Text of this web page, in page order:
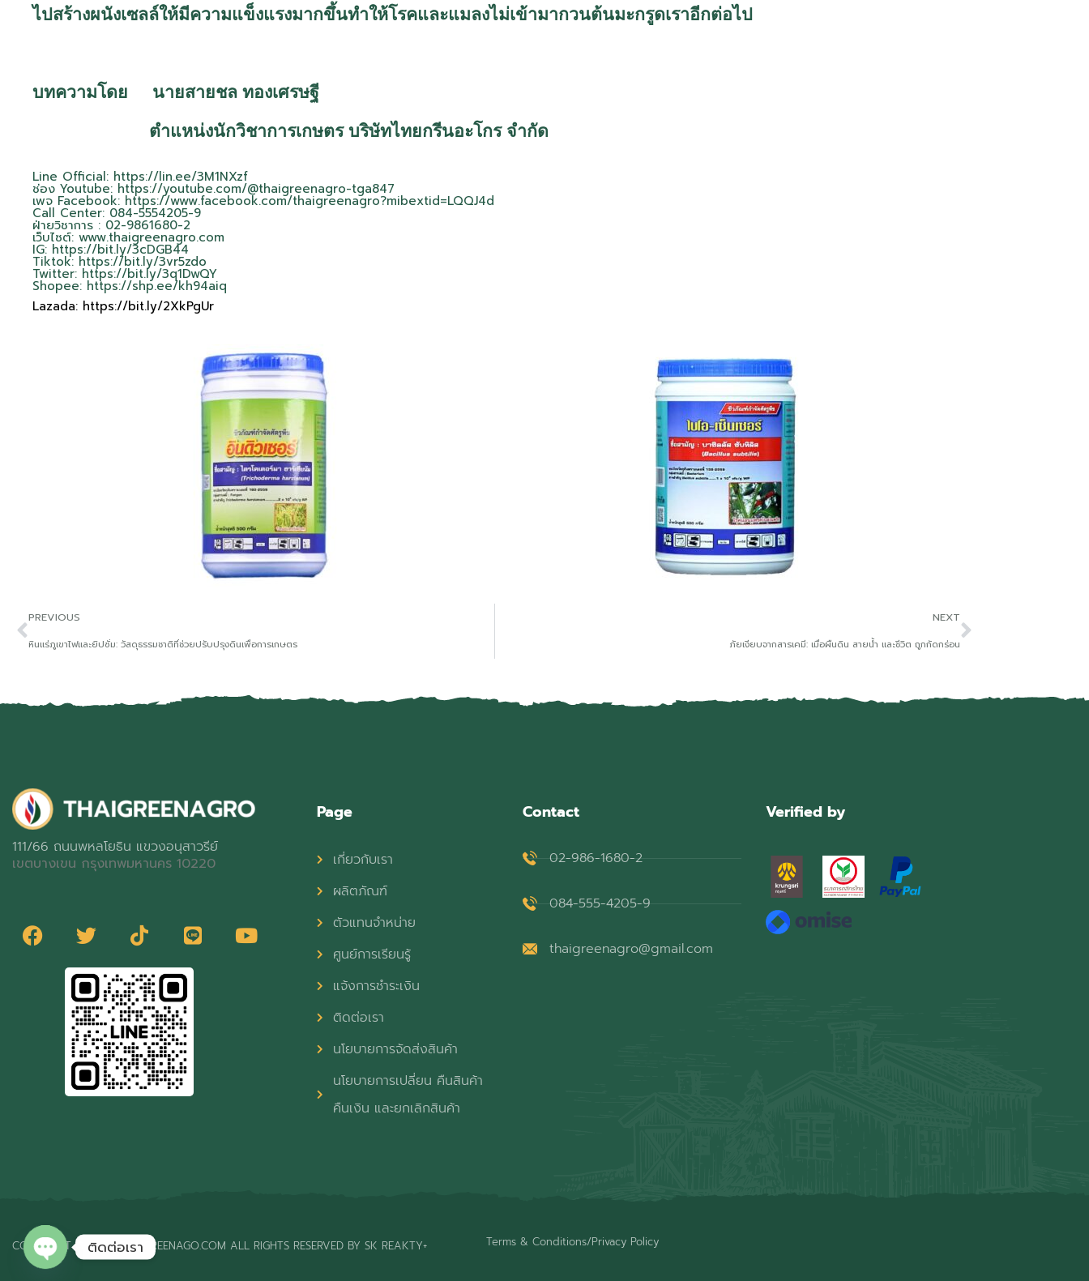
ไปสร้างผนังเซลล์ให้มีความแข็งแรงมากขึ้นทำให้โรคและแมลงไม่เข้ามากวนต้นมะกรูดเราอีกต่อไป
บทความโดย นายสายชล ทองเศรษฐี
ตำแหน่งนักวิชาการเกษตร บริษัทไทยกรีนอะโกร จำกัด
Line Official: https://lin.ee/3M1NXzf
ช่อง Youtube: https://youtube.com/@thaigreenagro-tga847
เพจ Facebook: https://www.facebook.com/thaigreenagro?mibextid=LQQJ4d
Call Center: 084-5554205-9
ฝ่ายวิชาการ : 02-9861680-2
เว็บไซต์: www.thaigreenagro.com
IG: https://bit.ly/3cDGB44
Tiktok: https://bit.ly/3vr5zdo
Twitter: https://bit.ly/3q1DwQY
Shopee: https://shp.ee/kh94aiq
Lazada: https://bit.ly/2XkPgUr
PREVIOUS
หินแร่ภูเขาไฟและยิปซั่ม: วัสดุธรรมชาติที่ช่วยปรับปรุงดินเพื่อการเกษตร
NEXT
ภัยเงียบจากสารเคมี: เมื่อผืนดิน สายน้ำ และชีวิต ถูกกัดกร่อน
111/66 ถนนพหลโยธิน แขวงอนุสาวรีย์
เขตบางเขน กรุงเทพมหานคร 10220
Page
เกี่ยวกับเรา
ผลิตภัณฑ์
ตัวแทนจำหน่าย
ศูนย์การเรียนรู้
แจ้งการชำระเงิน
ติดต่อเรา
นโยบายการจัดส่งสินค้า
นโยบายการเปลี่ยน คืนสินค้า
คืนเงิน และยกเลิกสินค้า
Contact
02-986-1680-2
084-555-4205-9
thaigreenagro@gmail.com
Verified by
COPYRIGHT © 2026 THAIGREENAGO.COM ALL RIGHTS RESERVED BY SK REAKTY+ Terms & Conditions/Privacy Policy
ติดต่อเรา